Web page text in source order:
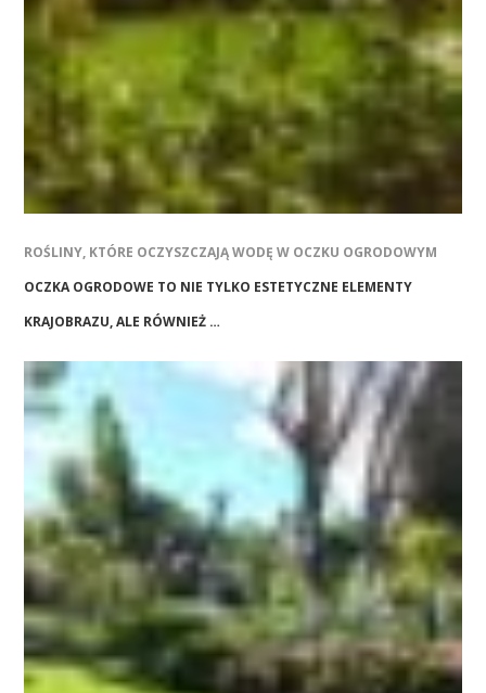
ROŚLINY, KTÓRE OCZYSZCZAJĄ WODĘ W OCZKU OGRODOWYM
OCZKA OGRODOWE TO NIE TYLKO ESTETYCZNE ELEMENTY
KRAJOBRAZU, ALE RÓWNIEŻ …